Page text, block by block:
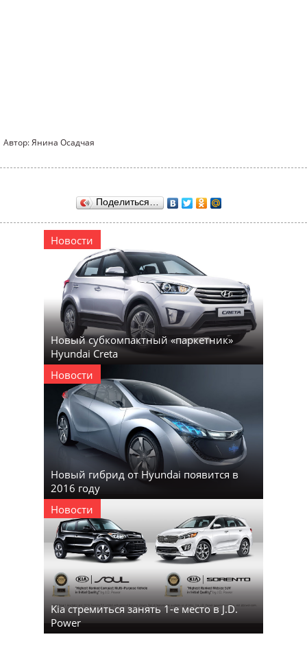
Автор: Янина Осадчая
Поделиться…
Новости
Новый субкомпактный «паркетник»
Hyundai Creta
Новости
Новый гибрид от Hyundai появится в
2016 году
Новости
Kia стремиться занять 1-е место в J.D.
Power